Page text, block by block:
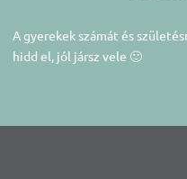
A gyerekek számát és
hidd el, jól jársz vele 🙂